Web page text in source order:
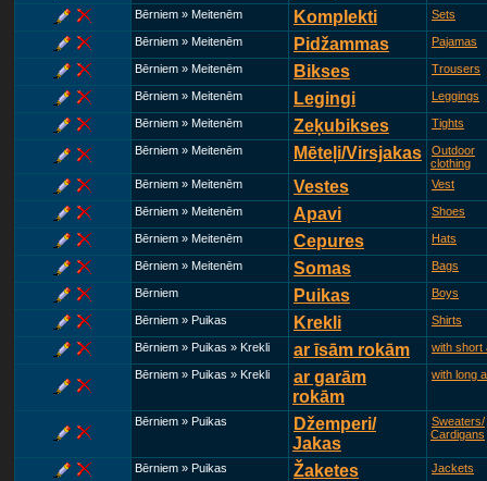
Bērniem » Meitenēm Komplekti Sets
Bērniem » Meitenēm Pidžammas Pajamas
Bērniem » Meitenēm Bikses Trousers
Bērniem » Meitenēm Legingi Leggings
Bērniem » Meitenēm Zeķubikses Tights
Bērniem » Meitenēm Mēteļi/Virsjakas
Outdoor
clothing
Bērniem » Meitenēm
Vestes Vest
Bērniem » Meitenēm Apavi Shoes
Bērniem » Meitenēm Cepures Hats
Bērniem » Meitenēm Somas Bags
Bērniem Puikas Boys
Bērniem » Puikas Krekli Shirts
Bērniem » Puikas » Krekli ar īsām rokām with short
Bērniem » Puikas » Krekli
ar garām
rokām
with long
Bērniem » Puikas
Džemperi/
Jakas
Sweaters/
Cardigans
Bērniem » Puikas Žaketes Jackets